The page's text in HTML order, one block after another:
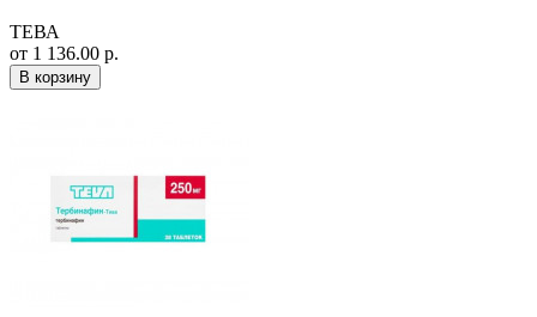
ТЕВА
от 1 136.00 р.
В корзину